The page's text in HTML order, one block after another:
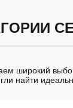
широкий
найти